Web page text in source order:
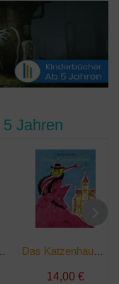
Jahren
14,00 €